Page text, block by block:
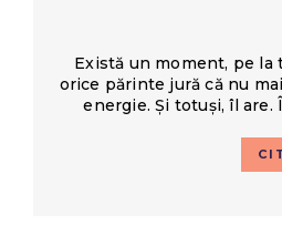
Există un moment, pe la
orice părinte jură că nu
energie. Și totuși, îl are.